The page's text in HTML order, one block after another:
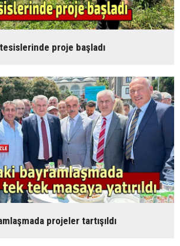
proje başladı
projeler tartışıldı